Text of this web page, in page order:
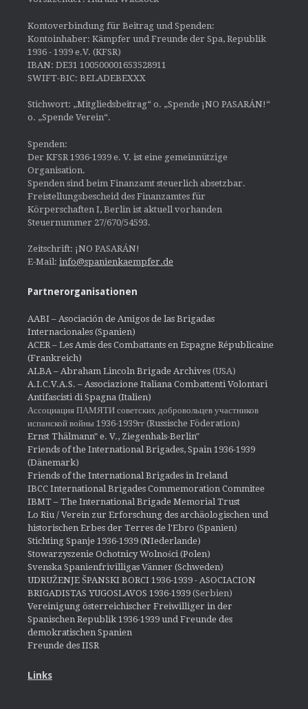
Kontoverbindung für Beitrag und Spenden:
Kontoinhaber: Kämpfer und Freunde der Spa, Republik
1936 - 1939 e.V. (KFSR)
IBAN: DE31 100500001653528911
SWIFT-BIC: BELADEBEXXX
Stichwort: „Mitgliedsbeitrag“ o. „Spende ¡NO PASARÁN!“
o. „Spende Verein“.
Spenden:
Der KFSR 1936-1939 e. V. ist eine gemeinnützige
Organisation.
Spenden sind beim Finanzamt steuerlich absetzbar.
Freistellungsbescheid des Finanzamtes für
Körperschaften I, Berlin ist aktuell vorhanden
Steuernummer 27/670/54593.
Zeitschrift: ¡NO PASARÁN!
E-Mail: info@spanienkaempfer.de
Partnerorganisationen
AABI – Asociación de Amigos de las Brigadas
Internacionales (Spanien)
ACER – Les Amis des Combattants en Espagne Républicaine
(Frankreich)
ALBA – Abraham Lincoln Brigade Archives (USA)
A.I.C.V.A.S. – Associazione Italiana Combattenti Volontari
Antifascisti di Spagna (Italien)
Ассоциация ПАМЯТИ советских добровольцев участников
испанской войны 1936-1939гг (Russische Föderation)
Ernst Thälmann" e. V., Ziegenhals-Berlin"
Friends of the International Brigades, Spain 1936-1939
(Dänemark)
Friends of the International Brigades in Ireland
IBCC International Brigades Commemoration Commitee
IBMT – The International Brigade Memorial Trust
Lo Riu / Verein zur Erforschung des archäologischen und
historischen Erbes der Terres de l'Ebro (Spanien)
Stichting Spanje 1936-1939 (NIederlande)
Stowarzyszenie Ochotnicy Wolności (Polen)
Svenska Spanienfrivilligas Vänner (Schweden)
UDRUŽENJE ŠPANSKI BORCI 1936-1939 - ASOCIACION
BRIGADISTAS YUGOSLAVOS 1936-1939 (Serbien)
Vereinigung österreichischer Freiwilliger in der
Spanischen Republik 1936-1939 und Freunde des
demokratischen Spanien
Freunde des IISR
Links